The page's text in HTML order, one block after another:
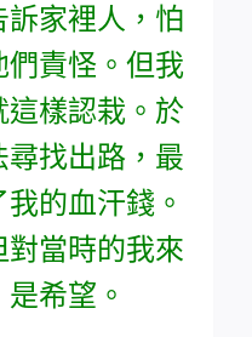
家裡人，怕
責怪。但我
這樣認栽。於
找出路，最
的血汗錢。
當時的我來
希望。